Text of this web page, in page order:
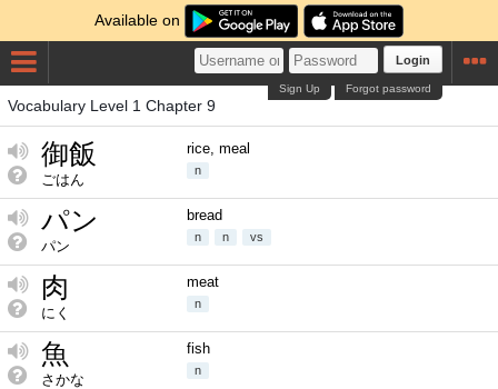
Available on
Login
Forgot password
Sign Up
Vocabulary Level 1 Chapter 9
御飯
ごはん
rice, meal
n
パン
パン
bread
n n vs
肉
にく
meat
n
魚
さかな
fish
n